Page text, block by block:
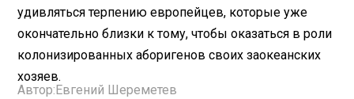
удивляться терпению европейцев, которые уже
окончательно близки к тому, чтобы оказаться в роли
колонизированных аборигенов своих заокеанских
хозяев.
Автор:Евгений Шереметев